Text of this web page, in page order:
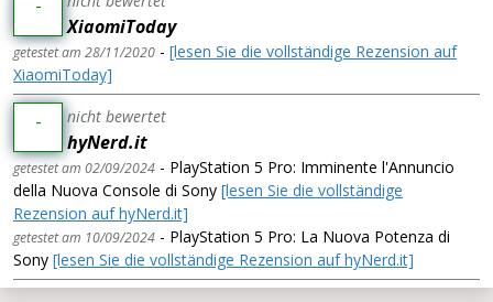
-
XiaomiToday
getestet am 28/11/2020 - [lesen Sie die vollständige Rezension auf
XiaomiToday]
- nicht bewertet
hyNerd.it
getestet am 02/09/2024 - PlayStation 5 Pro: Imminente l'Annuncio
della Nuova Console di Sony [lesen Sie die vollständige
Rezension auf hyNerd.it]
getestet am 10/09/2024 - PlayStation 5 Pro: La Nuova Potenza di
Sony [lesen Sie die vollständige Rezension auf hyNerd.it]